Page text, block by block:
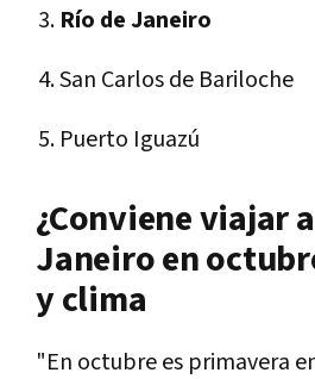
Río de Janeiro
San Carlos de Bariloche
Puerto Iguazú
¿Conviene viajar
Janeiro en
y clima
"En octubre es primavera